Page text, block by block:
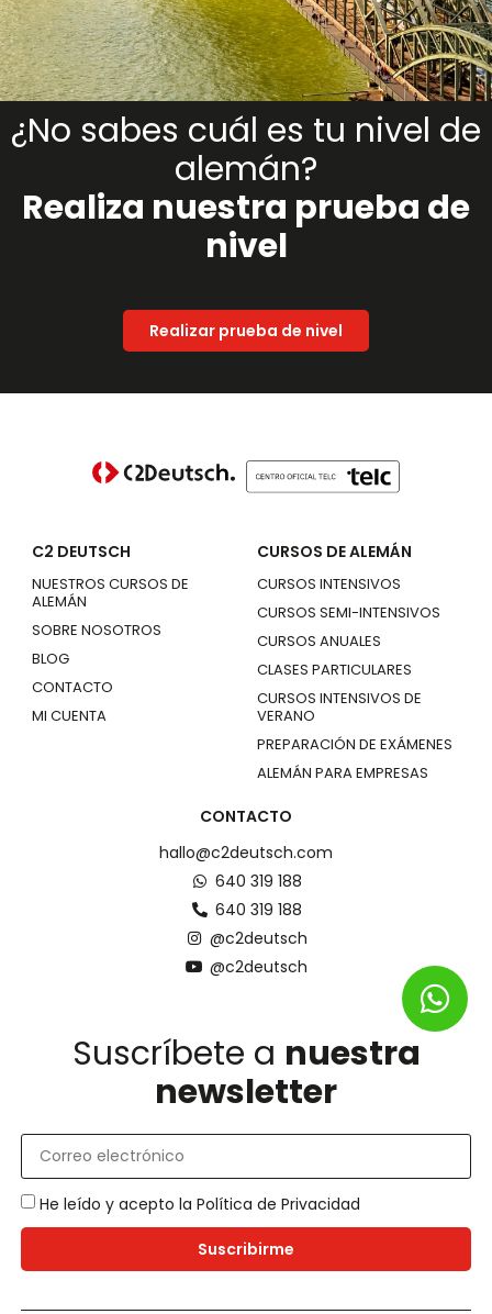
¿No sabes cuál es tu nivel de
alemán?
Realiza nuestra prueba de
nivel
Realizar prueba de nivel
C2 DEUTSCH
NUESTROS CURSOS DE
ALEMÁN
SOBRE NOSOTROS
BLOG
CONTACTO
MI CUENTA
CURSOS DE ALEMÁN
CURSOS INTENSIVOS
CURSOS SEMI-INTENSIVOS
CURSOS ANUALES
CLASES PARTICULARES
CURSOS INTENSIVOS DE
VERANO
PREPARACIÓN DE EXÁMENES
ALEMÁN PARA EMPRESAS
CONTACTO
hallo@c2deutsch.com
640 319 188
640 319 188
@c2deutsch
@c2deutsch
Suscríbete a nuestra
newsletter
He leído y acepto la Política de Privacidad
Suscribirme